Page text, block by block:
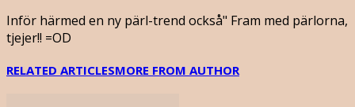
Inför härmed en ny pärl-trend också" Fram med pärlorna,
tjejer!! =OD
RELATED ARTICLESMORE FROM AUTHOR